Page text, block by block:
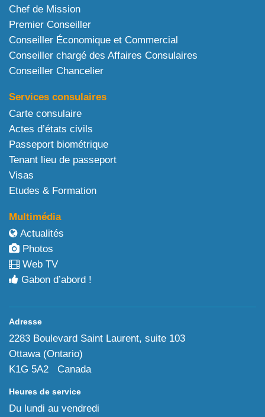
Chef de Mission
Premier Conseiller
Conseiller Économique et Commercial
Conseiller chargé des Affaires Consulaires
Conseiller Chancelier
Services consulaires
Carte consulaire
Actes d’états civils
Passeport biométrique
Tenant lieu de passeport
Visas
Etudes & Formation
Multimédia
Actualités
Photos
Web TV
Gabon d’abord !
Adresse
2283 Boulevard Saint Laurent, suite 103
Ottawa (Ontario)
K1G 5A2 Canada
Heures de service
Du lundi au vendredi